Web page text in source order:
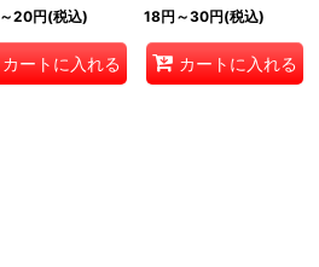
～20円(税込)
カートに入れる
18円 ～30円(税込)
カートに入れる